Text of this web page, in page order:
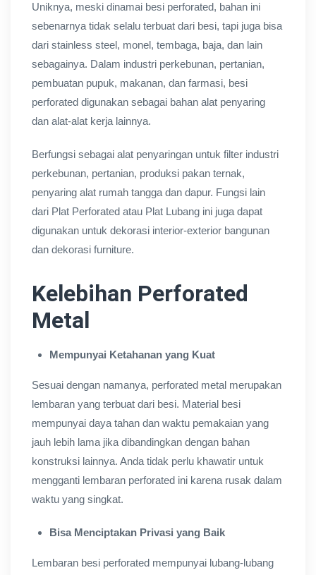
Uniknya, meski dinamai besi perforated, bahan ini
sebenarnya tidak selalu terbuat dari besi, tapi juga bisa
dari stainless steel, monel, tembaga, baja, dan lain
sebagainya. Dalam industri perkebunan, pertanian,
pembuatan pupuk, makanan, dan farmasi, besi
perforated digunakan sebagai bahan alat penyaring
dan alat-alat kerja lainnya.
Berfungsi sebagai alat penyaringan untuk filter industri
perkebunan, pertanian, produksi pakan ternak,
penyaring alat rumah tangga dan dapur. Fungsi lain
dari Plat Perforated atau Plat Lubang ini juga dapat
digunakan untuk dekorasi interior-exterior bangunan
dan dekorasi furniture.
Kelebihan Perforated
Metal
Mempunyai Ketahanan yang Kuat
Sesuai dengan namanya, perforated metal merupakan
lembaran yang terbuat dari besi. Material besi
mempunyai daya tahan dan waktu pemakaian yang
jauh lebih lama jika dibandingkan dengan bahan
konstruksi lainnya. Anda tidak perlu khawatir untuk
mengganti lembaran perforated ini karena rusak dalam
waktu yang singkat.
Bisa Menciptakan Privasi yang Baik
Lembaran besi perforated mempunyai lubang-lubang